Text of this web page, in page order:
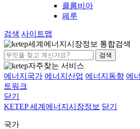
콜롬비아
페루
검색 사이트맵
세계에너지시장정보 통합검색
검색
자주찾는 서비스
에너지국가 에너지산업 에너지동향 에
트워크
닫기
KETEP 세계에너지시장정보 닫기
국가